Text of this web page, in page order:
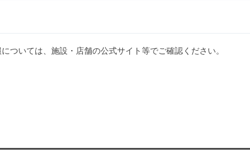
ついては、施設・店舗の公式サイト等でご確認ください。